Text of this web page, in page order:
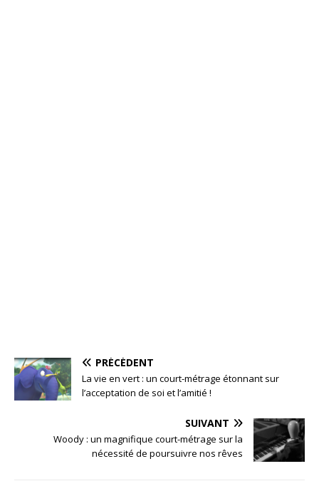
PRÉCÉDENT
La vie en vert : un court-métrage étonnant sur
l’acceptation de soi et l’amitié !
SUIVANT
Woody : un magnifique court-métrage sur la
nécessité de poursuivre nos rêves